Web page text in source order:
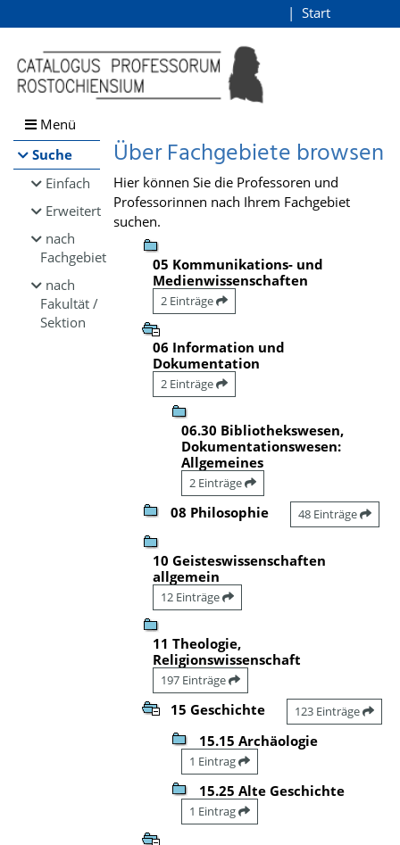
Browsen
direkt zum Inhalt
Start
Menü
Suche
Einfach
Erweitert
nach
Fachgebiet
nach
Fakultät /
Sektion
Über Fachgebiete browsen
Hier können Sie die Professoren und
Professorinnen nach Ihrem Fachgebiet
suchen.
05 Kommunikations- und
Medienwissenschaften
2 Einträge
06 Information und
Dokumentation
2 Einträge
06.30 Bibliothekswesen,
Dokumentationswesen:
Allgemeines
2 Einträge
08 Philosophie 48 Einträge
10 Geisteswissenschaften
allgemein
12 Einträge
11 Theologie,
Religionswissenschaft
197 Einträge
15 Geschichte 123 Einträge
15.15 Archäologie
1 Eintrag
15.25 Alte Geschichte
1 Eintrag